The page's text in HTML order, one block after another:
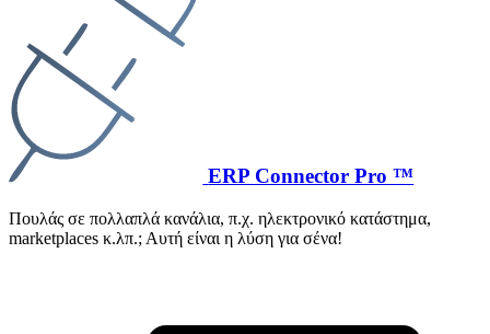
ERP Connector Pro ™
Πουλάς σε πολλαπλά κανάλια, π.χ. ηλεκτρονικό κατάστημα,
marketplaces κ.λπ.; Αυτή είναι η λύση για σένα!